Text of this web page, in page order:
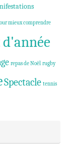
mieux comprendre
repas de Noël rugby
Spectacle tennis